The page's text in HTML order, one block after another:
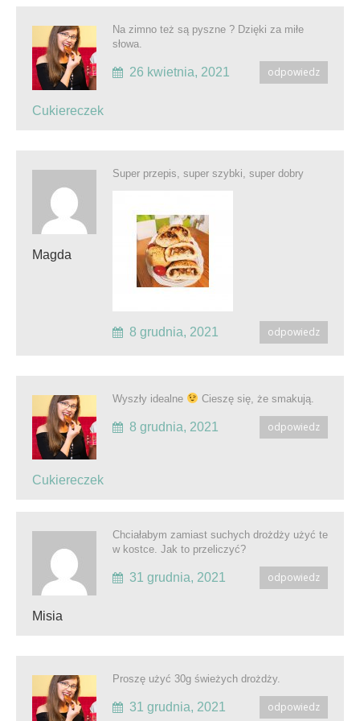
Cukiereczek
Na zimno też są pyszne ? Dzięki za miłe
słowa.
odpowiedz
26 kwietnia, 2021
Magda
Super przepis, super szybki, super dobry
odpowiedz
8 grudnia, 2021
Cukiereczek
Wyszły idealne Cieszę się, że smakują.
odpowiedz
8 grudnia, 2021
Misia
Chciałabym zamiast suchych drożdży użyć te
w kostce. Jak to przeliczyć?
odpowiedz
31 grudnia, 2021
Proszę użyć 30g świeżych drożdży.
odpowiedz
31 grudnia, 2021